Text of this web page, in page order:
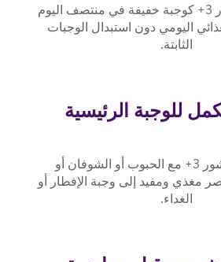
يمكن تقديم بدياشور 3+ كوجبة خفيفة في منتصف اليوم
اليومي دون استبدال الوجبات
الثابتة.
للوجبة الرئيسية
يمكن مزج بدياشور 3+ مع الحبوب أو الشوفان أو
مغذي ومفيد إلى وجبة الإفطار أو
الغداء.